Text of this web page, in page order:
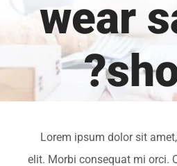
wear
Lorem ipsum dolor sit
elit. Morbi consequat mi orci.